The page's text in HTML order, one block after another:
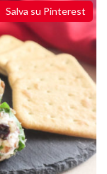
Salva su Pinterest